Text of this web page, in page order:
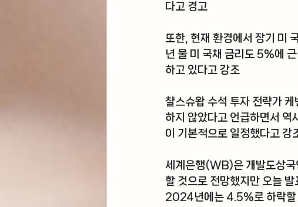
다고 경고
또한, 현재 환경에서 장기 미
년 물 미 국채 금리도 5%에
하고 있다고 강조
챨스슈왑 수석 투자 전략가
하지 않았다고 언급하면서
이 기본적으로 일정했다고 강
세계은행(WB)은 개발도상국
할 것으로 전망했지만 오늘
2024년에는 4.5%로 하락할